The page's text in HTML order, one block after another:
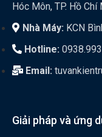
Hóc Môn, TP. Hồ Chí
Nhà Máy: KCN
Hotline:
Email:
Giải pháp và ứng